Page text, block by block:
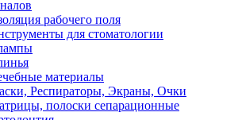
рабочего поля
для стоматологии
материалы
Респираторы, Экраны, Очки
полоски сепарационные